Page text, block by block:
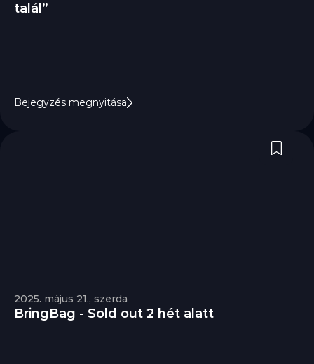
talál”
Bejegyzés megnyitása
2025. május 21., szerda
BringBag - Sold out 2 hét alatt